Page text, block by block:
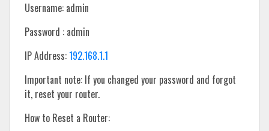
Username: admin
Password : admin
IP Address:192.168.1.1
Important note: If you changed your password and forgot
it, reset your router.
How to Reset a Router: